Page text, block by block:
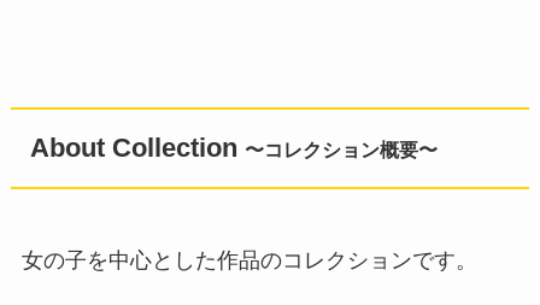
About Collection 〜コレクション概要〜
女の子を中心とした作品のコレクションです。